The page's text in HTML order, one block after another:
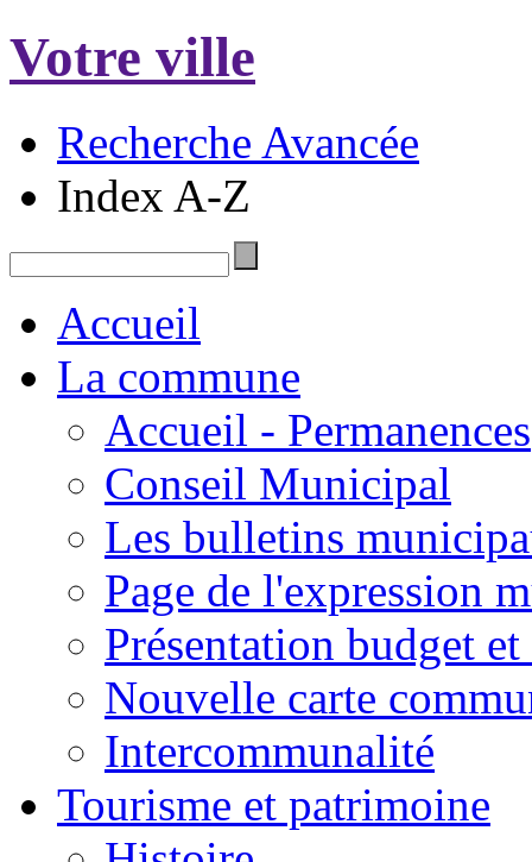
Votre ville
Recherche Avancée
Index A-Z
Accueil
La commune
Accueil - Permanences
Conseil Municipal
Les bulletins
Page de l'expression
Présentation budget
Nouvelle carte
Intercommunalité
Tourisme et patrimoine